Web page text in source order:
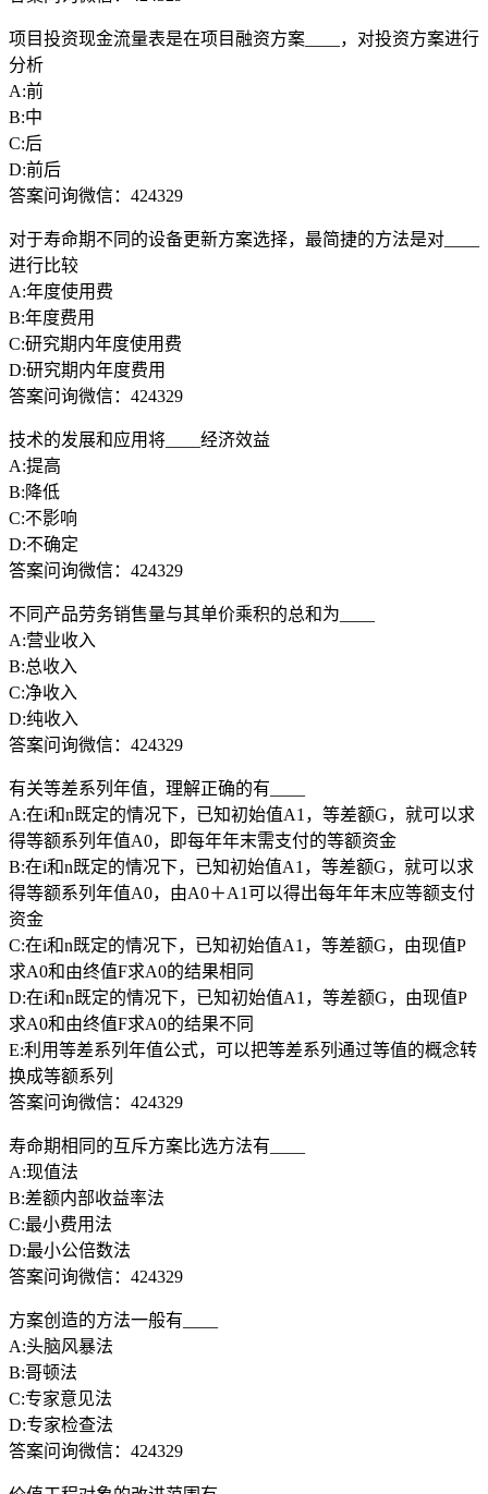
项目投资现金流量表是在项目融资方案____，对投资方案进行
分析
A:前
B:中
C:后
D:前后
答案问询微信：424329
对于寿命期不同的设备更新方案选择，最简捷的方法是对____
进行比较
A:年度使用费
B:年度费用
C:研究期内年度使用费
D:研究期内年度费用
答案问询微信：424329
技术的发展和应用将____经济效益
A:提高
B:降低
C:不影响
D:不确定
答案问询微信：424329
不同产品劳务销售量与其单价乘积的总和为____
A:营业收入
B:总收入
C:净收入
D:纯收入
答案问询微信：424329
有关等差系列年值，理解正确的有____
A:在i和n既定的情况下，已知初始值A1，等差额G，就可以求
得等额系列年值A0，即每年年末需支付的等额资金
B:在i和n既定的情况下，已知初始值A1，等差额G，就可以求
得等额系列年值A0，由A0＋A1可以得出每年年末应等额支付
资金
C:在i和n既定的情况下，已知初始值A1，等差额G，由现值P
求A0和由终值F求A0的结果相同
D:在i和n既定的情况下，已知初始值A1，等差额G，由现值P
求A0和由终值F求A0的结果不同
E:利用等差系列年值公式，可以把等差系列通过等值的概念转
换成等额系列
答案问询微信：424329
寿命期相同的互斥方案比选方法有____
A:现值法
B:差额内部收益率法
C:最小费用法
D:最小公倍数法
答案问询微信：424329
方案创造的方法一般有____
A:头脑风暴法
B:哥顿法
C:专家意见法
D:专家检查法
答案问询微信：424329